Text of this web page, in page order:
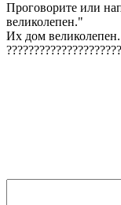
Проговорите или
великолепен."
Их дом великолепен.
?????????????????????